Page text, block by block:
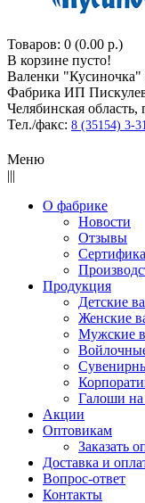
Товаров: 0 (0.00 р.)
В корзине пусто!
Валенки "Кусиночкa"
Фабрика ИП
Челябинская область,
Тел./факс: 8 (35154) 3-
Меню
|||
О фабрике
Новости
Отзывы
Продукция
Детские
Женские
Мужские
Галоши на
Акции
Оптовикам
Заказать
Доставка и
Вопрос-ответ
Контакты